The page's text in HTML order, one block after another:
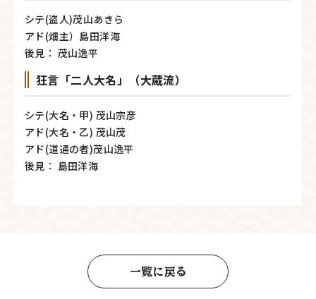
シテ(盗人)茂山あきら
アド(畑主）島田洋海
後見： 茂山逸平
狂言「二人大名」（大蔵流）
シテ(大名・甲) 茂山宗彦
アド(大名・乙) 茂山茂
アド(道通の者)茂山逸平
後見： 島田洋海
一覧に戻る